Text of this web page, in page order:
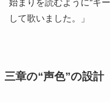
始まりを読むように”キ
して歌いました。」
三章の“声色”の設計